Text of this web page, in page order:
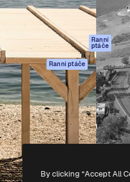
generátor
Stock obsah
MCP pro
Claude/ChatGPT
Ranní
ptáče
Agenti Ranní ptáče
API
Mobilní aplikace
Všechny nástroje
Magnific
Všechna práva vyhrazena
By clicking “Accept All